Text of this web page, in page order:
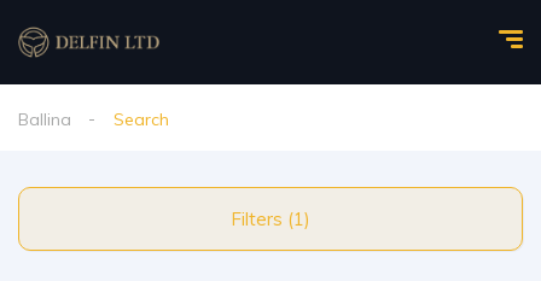
Ballina Search
Filters (1)